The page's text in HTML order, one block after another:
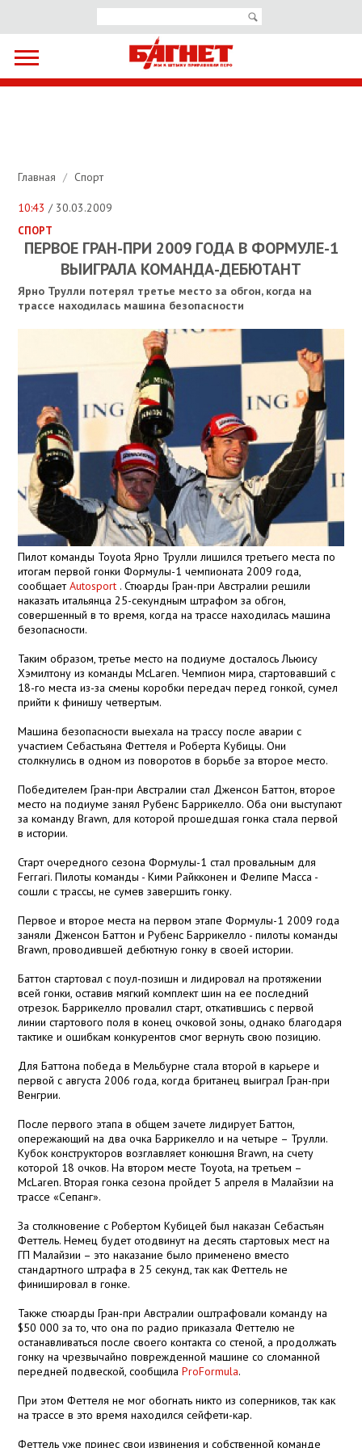
Главная / Спорт
10:43 / 30.03.2009
СПОРТ
ПЕРВОЕ ГРАН-ПРИ 2009 ГОДА В ФОРМУЛЕ-1
ВЫИГРАЛА КОМАНДА-ДЕБЮТАНТ
Ярно Трулли потерял третье место за обгон, когда на
трассе находилась машина безопасности
Пилот команды Toyota Ярно Трулли лишился третьего места по
итогам первой гонки Формулы-1 чемпионата 2009 года,
сообщаетAutosport . Стюарды Гран-при Австралии решили
наказать итальянца 25-секундным штрафом за обгон,
совершенный в то время, когда на трассе находилась машина
безопасности.
Таким образом, третье место на подиуме досталось Льюису
Хэмилтону из команды McLaren. Чемпион мира, стартовавший с
18-го места из-за смены коробки передач перед гонкой, сумел
прийти к финишу четвертым.
Машина безопасности выехала на трассу после аварии с
участием Себастьяна Феттеля и Роберта Кубицы. Они
столкнулись в одном из поворотов в борьбе за второе место.
Победителем Гран-при Австралии стал Дженсон Баттон, второе
место на подиуме занял Рубенс Баррикелло. Оба они выступают
за команду Brawn, для которой прошедшая гонка стала первой
в истории.
Старт очередного сезона Формулы-1 стал провальным для
Ferrari. Пилоты команды - Кими Райкконен и Фелипе Масса -
сошли с трассы, не сумев завершить гонку.
Первое и второе места на первом этапе Формулы-1 2009 года
заняли Дженсон Баттон и Рубенс Баррикелло - пилоты команды
Brawn, проводившей дебютную гонку в своей истории.
Баттон стартовал с поул-позишн и лидировал на протяжении
всей гонки, оставив мягкий комплект шин на ее последний
отрезок. Баррикелло провалил старт, откатившись с первой
линии стартового поля в конец очковой зоны, однако благодаря
тактике и ошибкам конкурентов смог вернуть свою позицию.
Для Баттона победа в Мельбурне стала второй в карьере и
первой с августа 2006 года, когда британец выиграл Гран-при
Венгрии.
После первого этапа в общем зачете лидирует Баттон,
опережающий на два очка Баррикелло и на четыре – Трулли.
Кубок конструкторов возглавляет конюшня Brawn, на счету
которой 18 очков. На втором месте Toyota, на третьем –
McLaren. Вторая гонка сезона пройдет 5 апреля в Малайзии на
трассе «Сепанг».
За столкновение с Робертом Кубицей был наказан Себастьян
Феттель. Немец будет отодвинут на десять стартовых мест на
ГП Малайзии – это наказание было применено вместо
стандартного штрафа в 25 секунд, так как Феттель не
финишировал в гонке.
Также стюарды Гран-при Австралии оштрафовали команду на
$50 000 за то, что она по радио приказала Феттелю не
останавливаться после своего контакта со стеной, а продолжать
гонку на чрезвычайно поврежденной машине со сломанной
передней подвеской, сообщилаProFormula.
При этом Феттеля не мог обогнать никто из соперников, так как
на трассе в это время находился сейфети-кар.
Феттель уже принес свои извинения и собственной команде